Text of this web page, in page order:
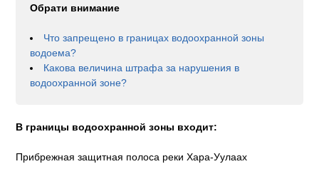
Обрати внимание
Что запрещено в границах водоохранной зоны
водоема?
Какова величина штрафа за нарушения в
водоохранной зоне?
В границы водоохранной зоны входит:
Прибрежная защитная полоса реки Хара-Уулаах